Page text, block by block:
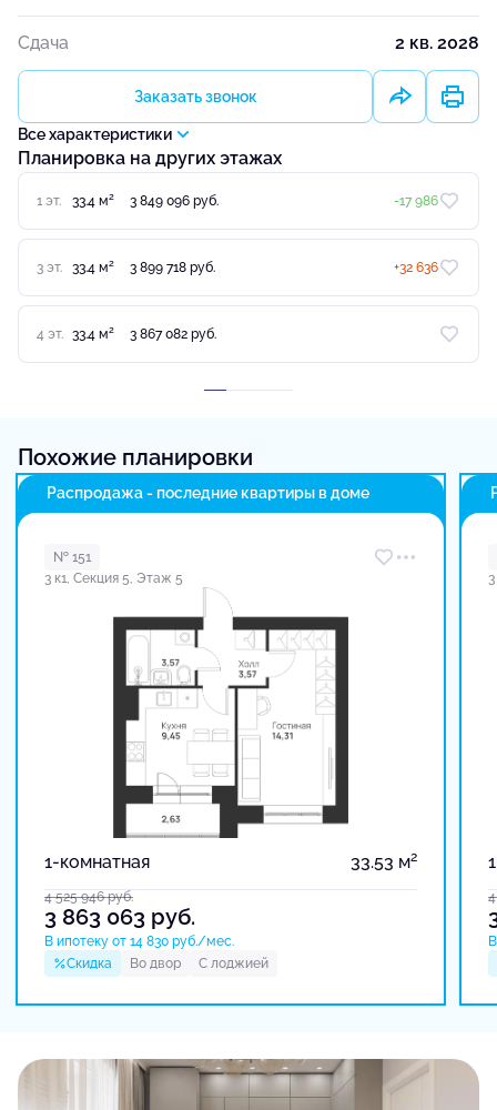
Сдача 2 кв. 2028
Заказать звонок
Все характеристики
Планировка на других этажах
1 эт. 33.4 м2 3 849 096 руб. -17 986
3 эт. 33.4 м2 3 899 718 руб. +32 636
4 эт. 33.4 м2 3 867 082 руб.
Похожие планировки
Распродажа - последние квартиры в доме
№ 151
3 к1, Секция 5, Этаж 5
1-комнатная 33.53 м2
4 525 946руб.
3 863 063 руб.
В ипотеку от 14 830 руб./мес.
Скидка
Во двор С лоджией